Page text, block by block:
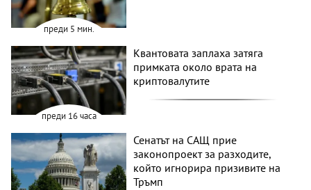
преди 5 мин.
преди 16 часа
Квантовата заплаха затяга
примката около врата на
криптовалутите
Сенатът на САЩ прие
законопроект за разходите,
който игнорира призивите на
Тръмп